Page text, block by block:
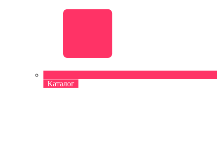
Каталог